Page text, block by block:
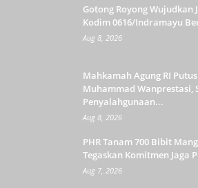
Gotong Royong Wujudkan
Kodim 0616/Indramayu
Aug 8, 2026
Mahkamah Agung RI
Muhammad Wanprestasi,
Penyalahgunaan...
Aug 8, 2026
PHR Tanam 700 Bibit
Tegaskan Komitmen Jaga
Aug 7, 2026